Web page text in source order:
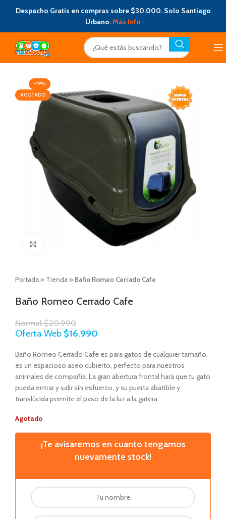
Despacho Gratis en compras sobre $30.000. Solo Santiago
Urbano.Más Info
-19%
AGOTADO
Portada » Tienda » Baño Romeo Cerrado Cafe
Baño Romeo Cerrado Cafe
Normal$20.990
Oferta Web $16.990
Baño Romeo Cerrado Cafe es para gatos de cualquier tamaño,
es un espacioso aseo cubierto, perfecto para nuestros
animales de compañía. La gran abertura frontal hará que tu gato
pueda entrar y salir sin esfuerzo, y su puerta abatible y
translúcida permite el paso de la luz a la gatera.
Agotado
¡Te avisaremos en cuanto tengamos
nuevamente stock!